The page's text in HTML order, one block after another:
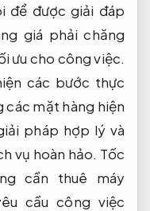
để được giải đáp
giá phải chăng
ưu cho công việc.
các bước thực
các mặt hàng hiện
pháp hợp lý và
vụ hoàn hảo. Tốc
cần thuê máy
cầu công việc